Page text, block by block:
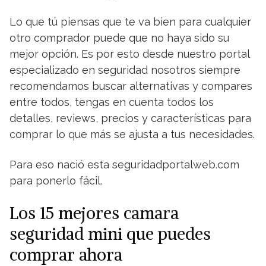
Lo que tú piensas que te va bien para cualquier
otro comprador puede que no haya sido su
mejor opción. Es por esto desde nuestro portal
especializado en seguridad nosotros siempre
recomendamos buscar alternativas y compares
entre todos, tengas en cuenta todos los
detalles, reviews, precios y características para
comprar lo que más se ajusta a tus necesidades.
Para eso nació esta seguridadportalweb.com
para ponerlo fácil.
Los 15 mejores camara
seguridad mini que puedes
comprar ahora